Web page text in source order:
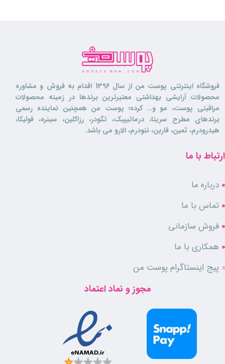
فروشگاه اینترنتی پوست من از سال 1396 اقدام به فروش و مشاوره
محصولات آرایشی بهداشتی معتبرترین برندها در زمینه محصولات
مراقبتی پوست، مو و… کرده؛ پوست من همچنین نماینده رسمی
برندهای مطرح سریتا، درماتیپیک، تگودر، رزاکلین، سینره، فولیکا،
هیدرودرم، ثمین، فاربن، نئودرم، الارو می باشد.
ارتباط با ما
درباره ما
تماس با ما
فروش سازمانی
همکاری با ما
پیج اینستاگرام پوست من
مجوز و نماد اعتماد